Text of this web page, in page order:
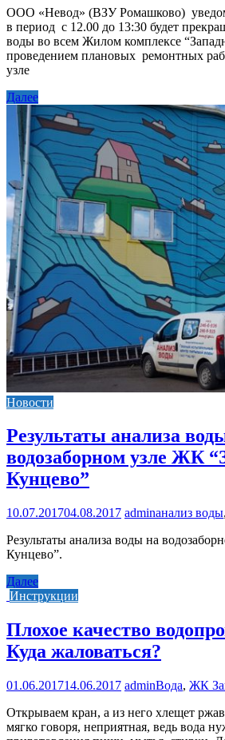
ООО «Невод» (ВЗУ Ромашково)
в период с 12.00 до 13:30 будет
воды во всем Жилом комплексе
проведением плановых ремонтных
узле
Далее
Новости
Результаты анализа
водозаборном узле ЖК
Кунцево”
10.07.201704.08.2017 adminанализ воды,
Результаты анализа воды на
Кунцево”.
Далее
Инструкции
Плохое качество
Куда жаловаться?
01.06.201714.06.2017 adminВода, ЖК
Открываем кран, а из него хлещет
мягко говоря, неприятная, ведь вода